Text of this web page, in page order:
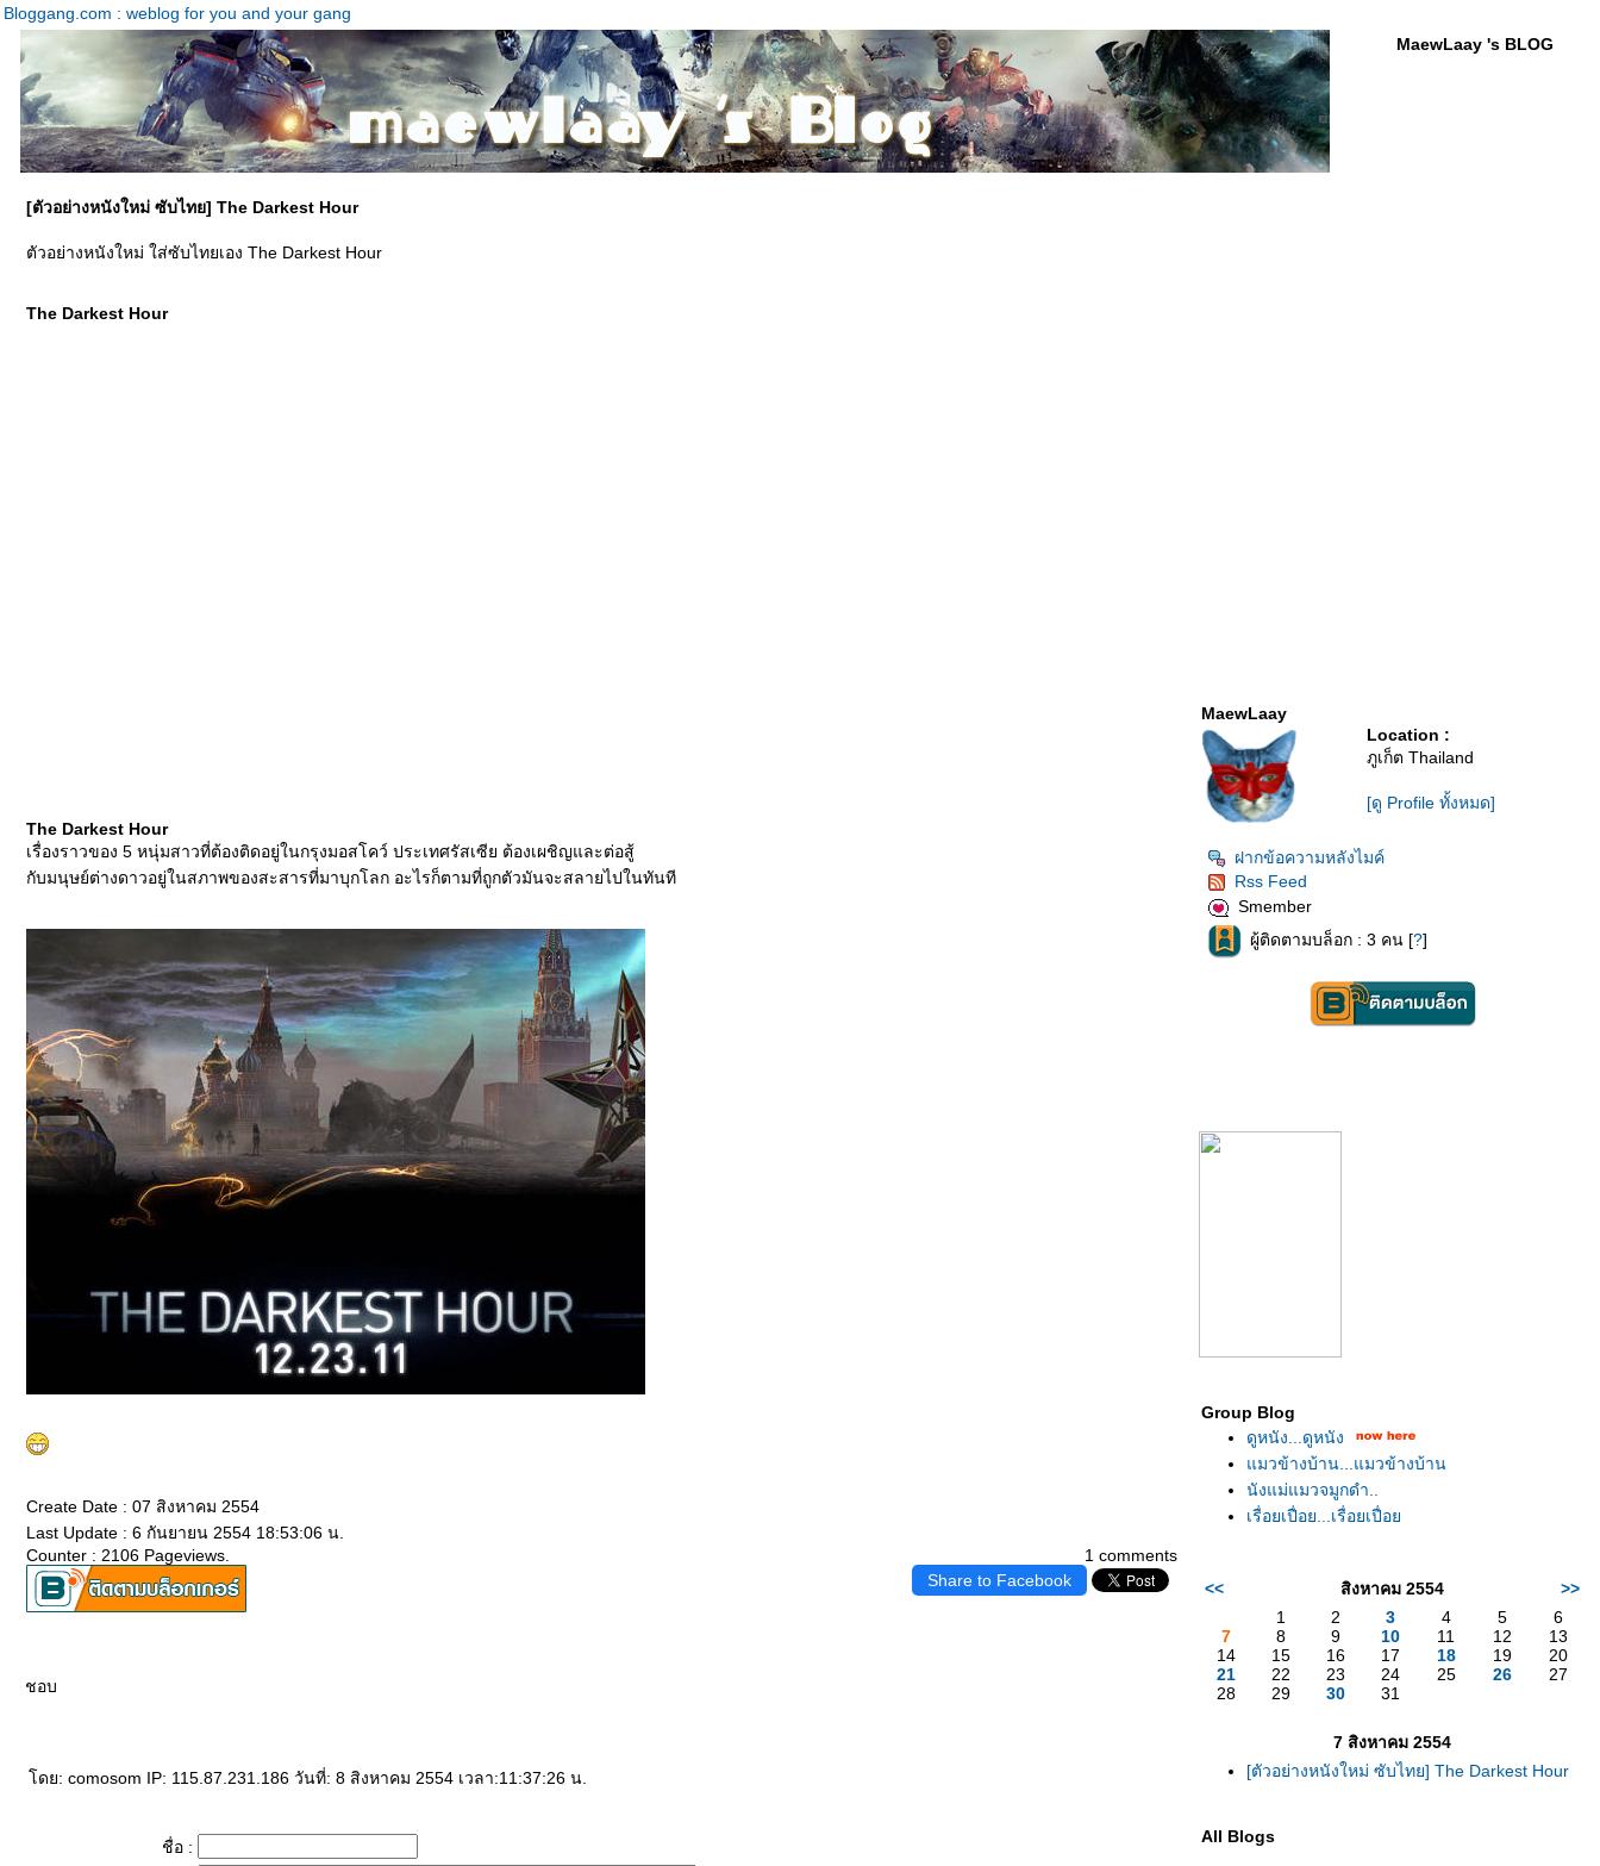
Bloggang.com : weblog for you and your gang
MaewLaay 's BLOG
[ตัวอย่างหนังใหม่ ซับไทย] The Darkest Hour
ตัวอย่างหนังใหม่ ใส่ซับไทยเอง The Darkest Hour
The Darkest Hour
The Darkest Hour
เรื่องราวของ 5 หนุ่มสาวที่ต้องติดอยู่ในกรุงมอสโคว์ ประเทศรัสเซีย ต้องเผชิญและต่อสู้
กับมนุษย์ต่างดาวอยู่ในสภาพของสะสารที่มาบุกโลก อะไรก็ตามที่ถูกตัวมันจะสลายไปในทันที
Create Date : 07 สิงหาคม 2554
Last Update : 6 กันยายน 2554 18:53:06 น.
1 comments
Counter : 2106 Pageviews.
Share to Facebook
ชอบ
ดย: comosom IP: 115.87.231.186 วันที่: 8 สิงหาคม 2554 เวลา:11:37:26 น.
ชื่อ :
MaewLaay
Location :
ภูเก็ต Thailand
[ดู Profile ทั้งหมด]
ฝากข้อความหลังไมค์
Rss Feed
Smember
ผู้ติดตามบล็อก : 3 คน [?]
Group Blog
ดูหนัง...ดูหนัง
มวข้างบ้าน...แมวข้างบ้าน
นังแม่แมวจมูกดำ..
เรื่อยเปื่อย...เรื่อยเปื่อ
<< สิงหาคม 2554
>>
1
2 3 4 5
6
7
8 9 10 11 12
13
14
15 16 17 18 19
20
21
22 23 24 25 26
27
28
29 30 31
7 สิงหาคม 2554
[ตัวอย่างหนังใหม่ ซับไทย] The Darkest Hour
All Blogs